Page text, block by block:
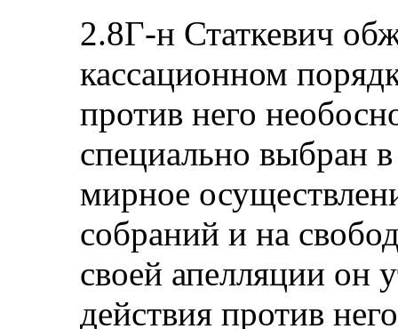
2.8Г-н Статкевич
кассационном
против него
специально выбран
мирное
собраний и на
своей апелляции он
действия против